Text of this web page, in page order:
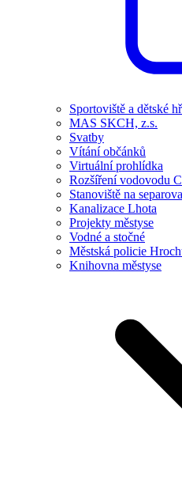
Sportoviště a dětské
MAS SKCH, z.s.
Svatby
Vítání občánků
Virtuální prohlídka
Rozšíření vodovodu
Stanoviště na
Kanalizace Lhota
Projekty městyse
Vodné a stočné
Městská policie
Knihovna městyse